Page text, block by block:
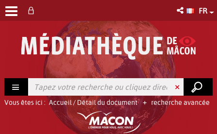
FR
recherche avancée
Vous êtes ici : Accueil/ Détail du document